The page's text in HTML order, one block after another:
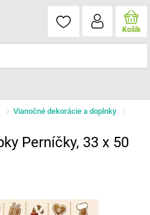
Košík
Vianočné dekorácie a doplnky
Perníčky, 33 x 50